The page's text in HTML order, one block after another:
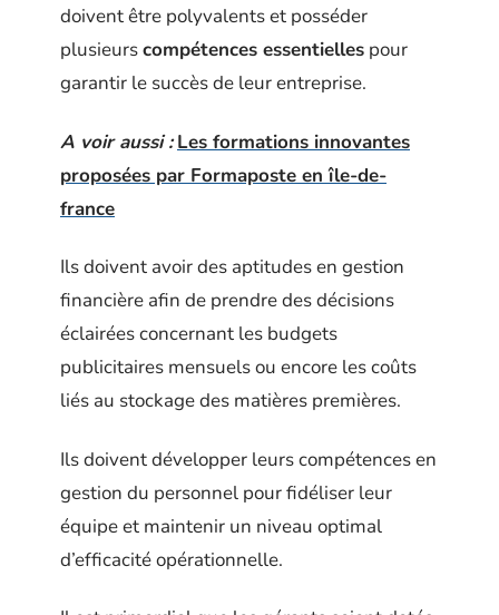
doivent être polyvalents et posséder
plusieurscompétences essentielles pour
garantir le succès de leur entreprise.
A voir aussi : Les formations innovantes
proposées par Formaposte en île-de-
france
Ils doivent avoir des aptitudes en gestion
financière afin de prendre des décisions
éclairées concernant les budgets
publicitaires mensuels ou encore les coûts
liés au stockage des matières premières.
Ils doivent développer leurs compétences en
gestion du personnel pour fidéliser leur
équipe et maintenir un niveau optimal
d’efficacité opérationnelle.